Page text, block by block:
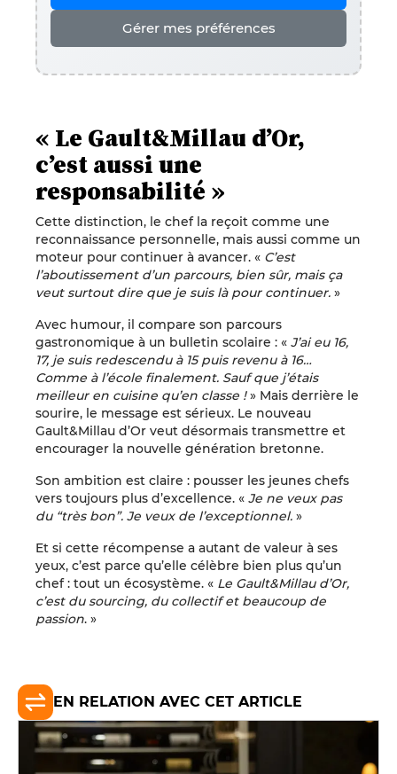
Gérer mes préférences
« Le Gault&Millau d’Or,
c’est aussi une
responsabilité »
Cette distinction, le chef la reçoit comme une
reconnaissance personnelle, mais aussi comme un
moteur pour continuer à avancer. « C’est
l’aboutissement d’un parcours, bien sûr, mais ça
veut surtout dire que je suis là pour continuer. »
Avec humour, il compare son parcours
gastronomique à un bulletin scolaire : « J’ai eu 16,
17, je suis redescendu à 15 puis revenu à 16…
Comme à l’école finalement. Sauf que j’étais
meilleur en cuisine qu’en classe !» Mais derrière le
sourire, le message est sérieux. Le nouveau
Gault&Millau d’Or veut désormais transmettre et
encourager la nouvelle génération bretonne.
Son ambition est claire : pousser les jeunes chefs
vers toujours plus d’excellence. « Je ne veux pas
du “très bon”. Je veux de l’exceptionnel. »
Et si cette récompense a autant de valeur à ses
yeux, c’est parce qu’elle célèbre bien plus qu’un
chef : tout un écosystème. « Le Gault&Millau d’Or,
c’est du sourcing, du collectif et beaucoup de
passion. »
EN RELATION AVEC CET ARTICLE